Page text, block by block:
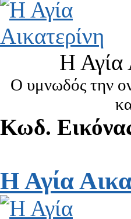
Η Αγία
Ο υμνωδός την
Κωδ.
Η Αγία